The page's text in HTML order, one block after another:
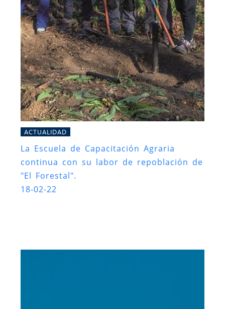
ACTUALIDAD
La Escuela de Capacitación Agraria
continua con su labor de repoblación de
"El Forestal".
18-02-22